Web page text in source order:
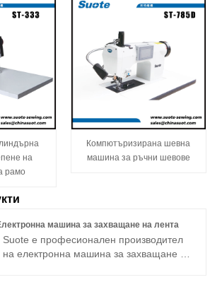
на
рамо
Компютъризирана шевна
машина за ръчни шевове
машина за захващане на лента
Suote е професионален производител
на електронна машина за захващане с